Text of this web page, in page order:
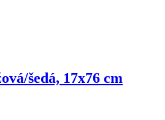
šedá, 17x76 cm